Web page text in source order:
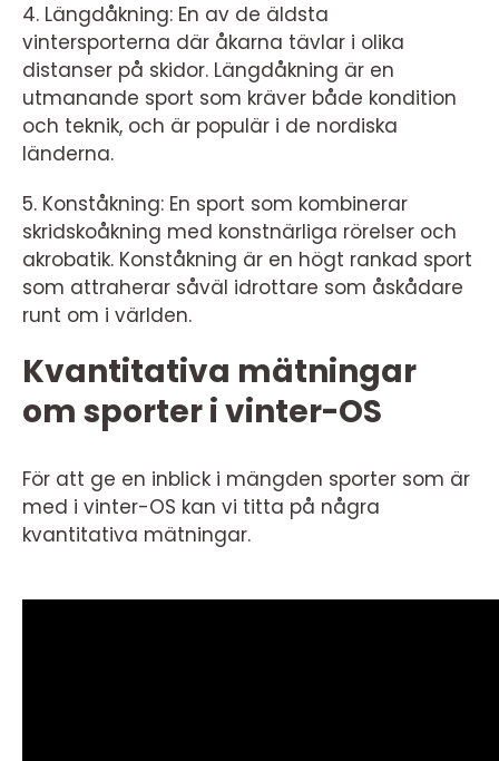
4. Längdåkning: En av de äldsta
vintersporterna där åkarna tävlar i olika
distanser på skidor. Längdåkning är en
utmanande sport som kräver både kondition
och teknik, och är populär i de nordiska
länderna.
5. Konståkning: En sport som kombinerar
skridskoåkning med konstnärliga rörelser och
akrobatik. Konståkning är en högt rankad sport
som attraherar såväl idrottare som åskådare
runt om i världen.
Kvantitativa mätningar
om sporter i vinter-OS
För att ge en inblick i mängden sporter som är
med i vinter-OS kan vi titta på några
kvantitativa mätningar.